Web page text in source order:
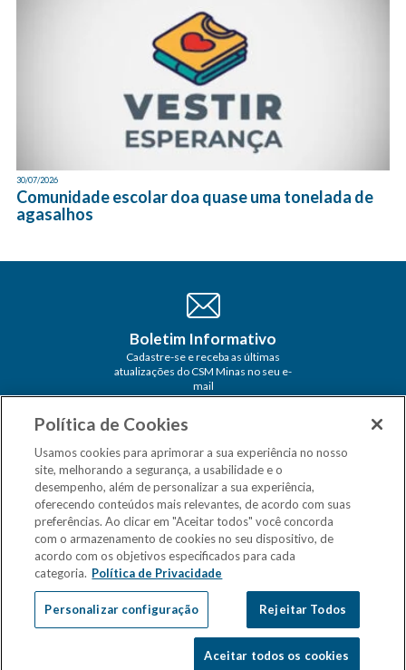
30/07/2026
Comunidade escolar doa quase uma tonelada de
agasalhos
Boletim Informativo
Cadastre-se e receba as últimas
atualizações do CSM Minas no seu e-
mail
Política de Cookies
Usamos cookies para aprimorar a sua experiência no nosso
site, melhorando a segurança, a usabilidade e o
desempenho, além de personalizar a sua experiência,
oferecendo conteúdos mais relevantes, de acordo com suas
preferências. Ao clicar em "Aceitar todos" você concorda
com o armazenamento de cookies no seu dispositivo, de
acordo com os objetivos especificados para cada
categoria. Política de Privacidade
Personalizar configuração Rejeitar Todos
Aceitar todos os cookies